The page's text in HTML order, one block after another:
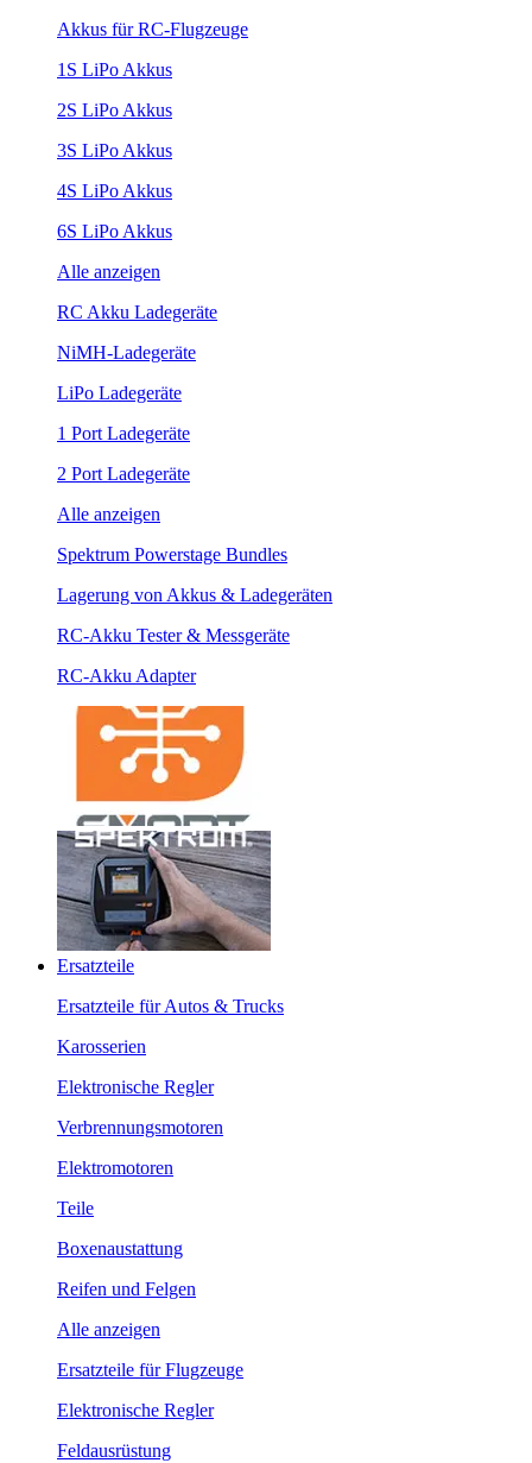
Akkus für RC-Flugzeuge
1S LiPo Akkus
2S LiPo Akkus
3S LiPo Akkus
4S LiPo Akkus
6S LiPo Akkus
Alle anzeigen
RC Akku Ladegeräte
NiMH-Ladegeräte
LiPo Ladegeräte
1 Port Ladegeräte
2 Port Ladegeräte
Alle anzeigen
Spektrum Powerstage Bundles
Lagerung von Akkus & Ladegeräten
RC-Akku Tester & Messgeräte
RC-Akku Adapter
Ersatzteile
Ersatzteile für Autos & Trucks
Karosserien
Elektronische Regler
Verbrennungsmotoren
Elektromotoren
Teile
Boxenaustattung
Reifen und Felgen
Alle anzeigen
Ersatzteile für Flugzeuge
Elektronische Regler
Feldausrüstung